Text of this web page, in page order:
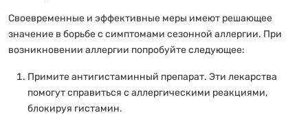
Своевременные и эффективные меры имеют решающее
значение в борьбе с симптомами сезонной аллергии. При
возникновении аллергии попробуйте следующее:
Примите антигистаминный препарат. Эти лекарства
помогут справиться с аллергическими реакциями,
блокируя гистамин.